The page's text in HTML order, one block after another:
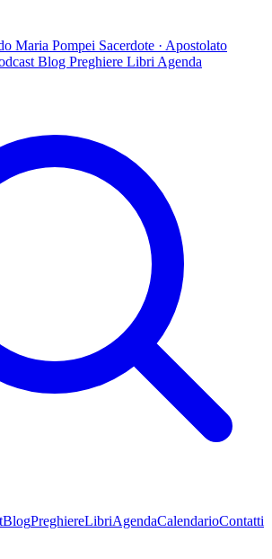
Maria Pompei Sacerdote · Apostolato
Blog Preghiere Libri Agenda
BlogPreghiereLibriAgendaCalendarioContatti